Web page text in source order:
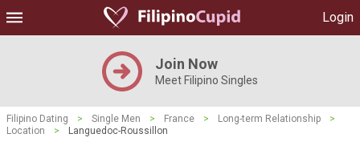
Login
Join Now
Meet Filipino Singles
Filipino Dating > Single Men > France > Long-term Relationship
>
Location
> Languedoc-Roussillon